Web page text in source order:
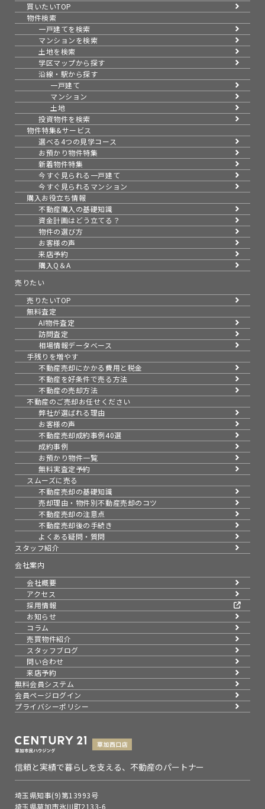
買いたいTOP
物件検索
一戸建てを検索
マンションを検索
土地を検索
学区マップから探す
沿線・駅から探す
一戸建て
マンション
土地
投資物件を検索
物件特集&サービス
選べる4つの見学コース
お預かり物件特集
新着物件特集
今すぐ見られる一戸建て
今すぐ見られるマンション
購入お役立ち情報
不動産購入の基礎知識
資金計画はどう立てる？
物件の選び方
お客様の声
来店予約
購入Q＆A
売りたい
売りたいTOP
無料査定
AI物件査定
訪問査定
相場情報データベース
手残りを増やす
不動産売却にかかる費用と税金
不動産を好条件で売る方法
不動産の売却方法
不動産のご売却お任せください
弊社が選ばれる理由
お客様の声
不動産売却成約事例40選
成約事例
お預かり物件一覧
無料実査定予約
スムーズに売る
不動産売却の基礎知識
売却理由・物件別不動産売却のコツ
不動産売却の注意点
不動産売却後の手続き
よくある疑問・質問
スタッフ紹介
会社案内
会社概要
アクセス
採用情報
お知らせ
コラム
売買物件紹介
スタッフブログ
問い合わせ
来店予約
無料会員システム
会員ページログイン
プライバシーポリシー
信頼と実績で暮らしを支える、不動産のパートナー
埼玉県知事(9)第13993号
埼玉県草加市氷川町2133-6